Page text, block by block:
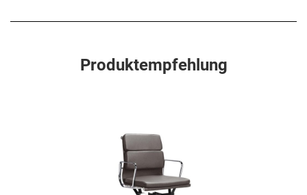
Produktempfehlung